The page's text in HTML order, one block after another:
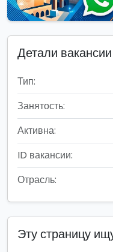
Детали вакансии
Тип:
Занятость:
Активна:
ID вакансии:
Отрасль:
Эту страницу